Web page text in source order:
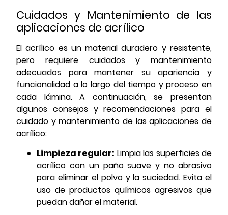
Cuidados y Mantenimiento de las
aplicaciones de acrílico
El acrílico es un material duradero y resistente,
pero requiere cuidados y mantenimiento
adecuados para mantener su apariencia y
funcionalidad a lo largo del tiempo y proceso en
cada lámina. A continuación, se presentan
algunos consejos y recomendaciones para el
cuidado y mantenimiento de las aplicaciones de
acrílico:
Limpieza regular: Limpia las superficies de
acrílico con un paño suave y no abrasivo
para eliminar el polvo y la suciedad. Evita el
uso de productos químicos agresivos que
puedan dañar el material.